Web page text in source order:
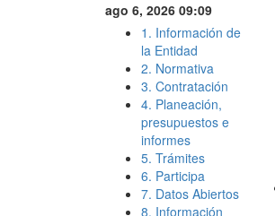
ago 6, 2026 09:09
1. Información de
la Entidad
2. Normativa
3. Contratación
4. Planeación,
presupuestos e
informes
5. Trámites
6. Participa
7. Datos Abiertos
8. Información